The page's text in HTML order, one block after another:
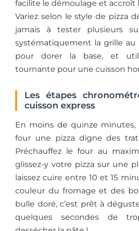
facilite le démoulage et accroît
Variez selon le style de pizza
jamais à tester plusieurs
systématiquement la grille au
pour dorer la base, et
tournante pour une cuisson
Les étapes
cuisson express
En moins de quinze minutes,
four une pizza digne des
Préchauffez le four au
glissez-y votre pizza sur une
laissez cuire entre 10 et 15
couleur du fromage et des
bulle doré, c’est prêt à
quelques secondes de